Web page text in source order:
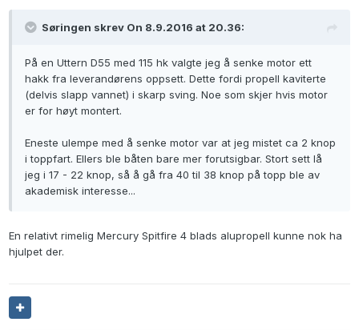
Søringen skrev On 8.9.2016 at 20.36:
På en Uttern D55 med 115 hk valgte jeg å senke motor ett
hakk fra leverandørens oppsett. Dette fordi propell kaviterte
(delvis slapp vannet) i skarp sving. Noe som skjer hvis motor
er for høyt montert.
Eneste ulempe med å senke motor var at jeg mistet ca 2 knop
i toppfart. Ellers ble båten bare mer forutsigbar. Stort sett lå
jeg i 17 - 22 knop, så å gå fra 40 til 38 knop på topp ble av
akademisk interesse...
En relativt rimelig Mercury Spitfire 4 blads alupropell kunne nok ha
hjulpet der.